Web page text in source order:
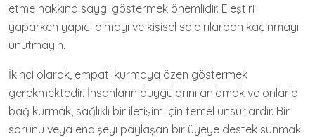
etme hakkına saygı göstermek önemlidir. Eleştiri
yaparken yapıcı olmayı ve kişisel saldırılardan kaçınmayı
unutmayın.
İkinci olarak, empati kurmaya özen göstermek
gerekmektedir. İnsanların duygularını anlamak ve onlarla
bağ kurmak, sağlıklı bir iletişim için temel unsurlardır. Bir
sorunu veya endişeyi paylaşan bir üyeye destek sunmak